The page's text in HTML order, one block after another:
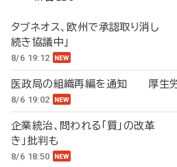
タブネオス、欧州で承認取り消し
続き協議中」
8/6 19:12
医政局の組織再編を通知 厚生労
8/6 19:02
企業統治、問われる「質」の改革
き」批判も
8/6 18:50